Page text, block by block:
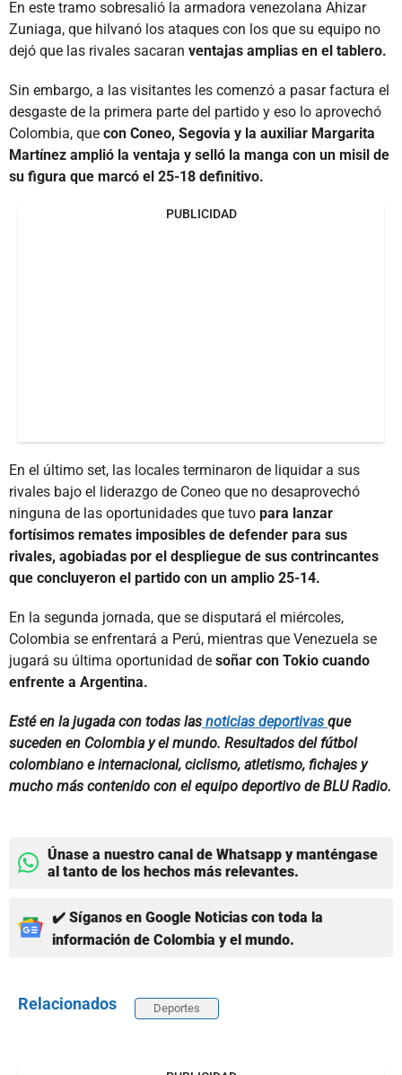
En este tramo sobresalió la armadora venezolana Ahizar
Zuniaga, que hilvanó los ataques con los que su equipo no
dejó que las rivales sacaran ventajas amplias en el tablero.
Sin embargo, a las visitantes les comenzó a pasar factura el
desgaste de la primera parte del partido y eso lo aprovechó
Colombia, que con Coneo, Segovia y la auxiliar Margarita
Martínez amplió la ventaja y selló la manga con un misil de
su figura que marcó el 25-18 definitivo.
PUBLICIDAD
En el último set, las locales terminaron de liquidar a sus
rivales bajo el liderazgo de Coneo que no desaprovechó
ninguna de las oportunidades que tuvo para lanzar
fortísimos remates imposibles de defender para sus
rivales, agobiadas por el despliegue de sus contrincantes
que concluyeron el partido con un amplio 25-14.
En la segunda jornada, que se disputará el miércoles,
Colombia se enfrentará a Perú, mientras que Venezuela se
jugará su última oportunidad de soñar con Tokio cuando
enfrente a Argentina.
Esté en la jugada con todas las noticias deportivas que
suceden en Colombia y el mundo. Resultados del fútbol
colombiano e internacional, ciclismo, atletismo, fichajes y
mucho más contenido con el equipo deportivo de BLU Radio.
Únase a nuestro canal de Whatsapp y manténgase
al tanto de los hechos más relevantes.
✔️ Síganos en Google Noticias con toda la
información de Colombia y el mundo.
Relacionados Deportes